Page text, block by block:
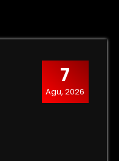
7
Agu, 2026